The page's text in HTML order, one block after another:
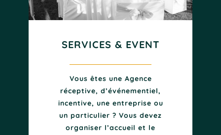
SERVICES & EVENT
Vous êtes une Agence
réceptive, d’événementiel,
incentive, une entreprise ou
un particulier ? Vous devez
organiser l’accueil et le